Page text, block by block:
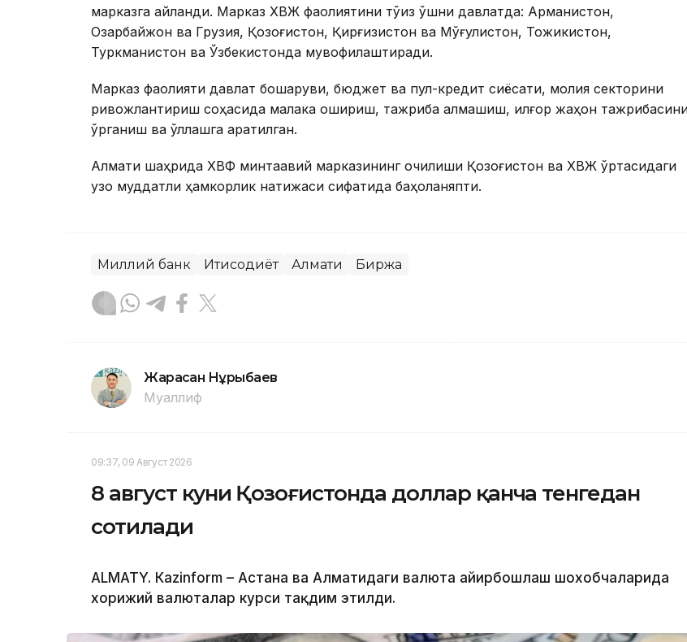
марказга айланди. Марказ ХВЖ фаолиятини тўққиз қўшни давлатда: Арманистон,
Озарбайжон ва Грузия, Қозоғистон, Қирғизистон ва Мўғулистон, Тожикистон,
Туркманистон ва Ўзбекистонда мувофиқлаштиради.
Марказ фаолияти давлат бошқаруви, бюджет ва пул-кредит сиёсати, молия секторини
ривожлантириш соҳасида малака ошириш, тажриба алмашиш, илғор жаҳон
ўрганиш ва қўллашга қаратилган.
Алмати шаҳрида ХВФ минтақавий марказининг очилиши Қозоғистон ва ХВЖ ўртасидаги
узоқ муддатли ҳамкорлик натижаси сифатида баҳоланяпти.
Миллий банк Иқтисодиёт Алмати Биржа
Жарасқан Нұрыбаев
Муаллиф
09:37, 09 Август 2026
8 август куни Қозоғистонда доллар қанча тенгедан
сотилади
ALMATY. Кazinform – Астана ва Алматидаги валюта айирбошлаш шохобчаларида
хорижий валюталар курси тақдим этилди.